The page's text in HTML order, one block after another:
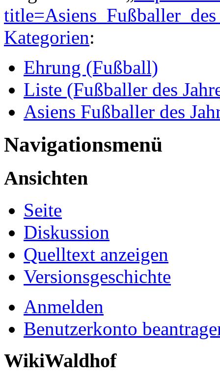
Kategorien:
Ehrung (Fußball)
Liste (Fußballer des
Asiens Fußballer des
Navigationsmenü
Ansichten
Seite
Diskussion
Quelltext anzeigen
Versionsgeschichte
Anmelden
Benutzerkonto
WikiWaldhof